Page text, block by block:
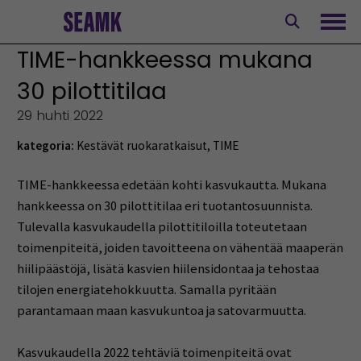
TIME-hankkeessa mukana
30 pilottitilaa
29 huhti 2022
kategoria: Kestävät ruokaratkaisut, TIME
TIME-hankkeessa edetään kohti kasvukautta. Mukana
hankkeessa on 30 pilottitilaa eri tuotantosuunnista.
Tulevalla kasvukaudella pilottitiloilla toteutetaan
toimenpiteitä, joiden tavoitteena on vähentää maaperän
hiilipäästöjä, lisätä kasvien hiilensidontaa ja tehostaa
tilojen energiatehokkuutta. Samalla pyritään
parantamaan maan kasvukuntoa ja satovarmuutta.
Kasvukaudella 2022 tehtäviä toimenpiteitä ovat